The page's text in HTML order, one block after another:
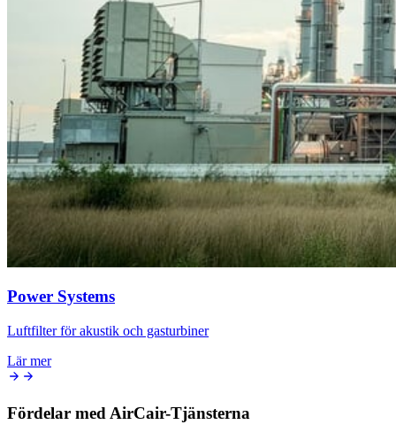
Power Systems
Luftfilter för akustik och gasturbiner
Lär mer
Fördelar med AirCair-Tjänsterna